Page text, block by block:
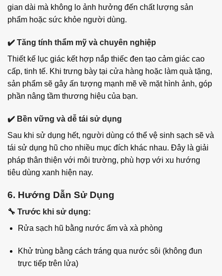
gian dài mà không lo ảnh hưởng đến chất lượng sản
phẩm hoặc sức khỏe người dùng.
✔️ Tăng tính thẩm mỹ và chuyên nghiệp
Thiết kế lục giác kết hợp nắp thiếc đen tạo cảm giác cao
cấp, tinh tế. Khi trưng bày tại cửa hàng hoặc làm quà tặng,
sản phẩm sẽ gây ấn tượng mạnh mẽ về mặt hình ảnh, góp
phần nâng tầm thương hiệu của bạn.
✔️ Bền vững và dễ tái sử dụng
Sau khi sử dụng hết, người dùng có thể vệ sinh sạch sẽ và
tái sử dụng hũ cho nhiều mục đích khác nhau. Đây là giải
pháp thân thiện với môi trường, phù hợp với xu hướng
tiêu dùng xanh hiện nay.
6. Hướng Dẫn Sử Dụng
🔧 Trước khi sử dụng:
Rửa sạch hũ bằng nước ấm và xà phòng
Khử trùng bằng cách tráng qua nước sôi (không đun
trực tiếp trên lửa)